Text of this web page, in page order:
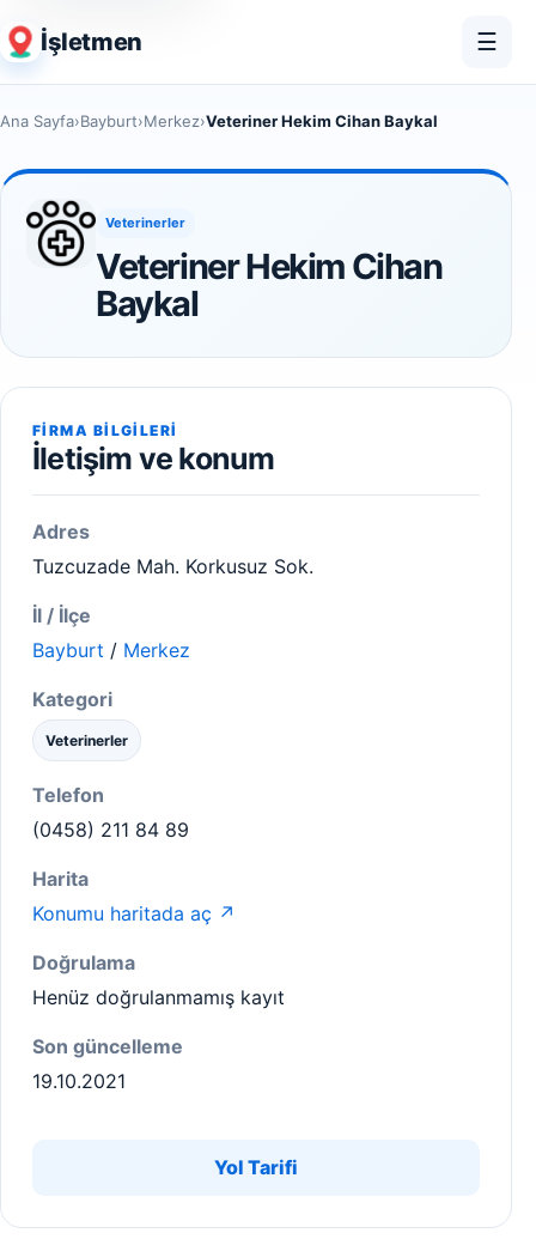
İşletmen ☰
Ana Sayfa›Bayburt›Merkez›Veteriner Hekim Cihan Baykal
Veterinerler
Veteriner Hekim Cihan
Baykal
FIRMA BILGILERI
İletişim ve konum
Adres
Tuzcuzade Mah. Korkusuz Sok.
İl / İlçe
Bayburt / Merkez
Kategori
Veterinerler
Telefon
(0458) 211 84 89
Harita
Konumu haritada aç ↗
Doğrulama
Henüz doğrulanmamış kayıt
Son güncelleme
19.10.2021
Yol Tarifi